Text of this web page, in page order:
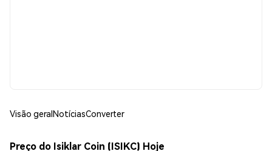
Visão geralNotíciasConverter
Preço do Isiklar Coin (ISIKC) Hoje